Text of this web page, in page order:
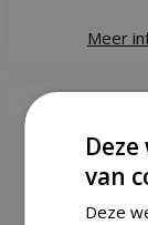
Meer
van
Deze